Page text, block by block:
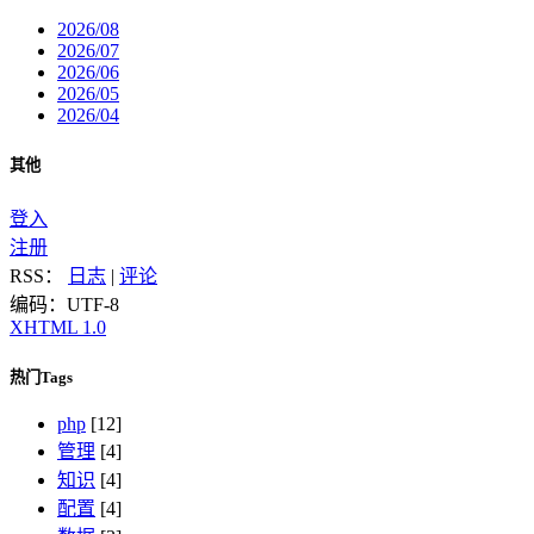
2026/08
2026/07
2026/06
2026/05
2026/04
其他
登入
注册
RSS：
日志 | 评论
编码：UTF-8
XHTML 1.0
热门Tags
php [12]
管理 [4]
知识 [4]
配置 [4]